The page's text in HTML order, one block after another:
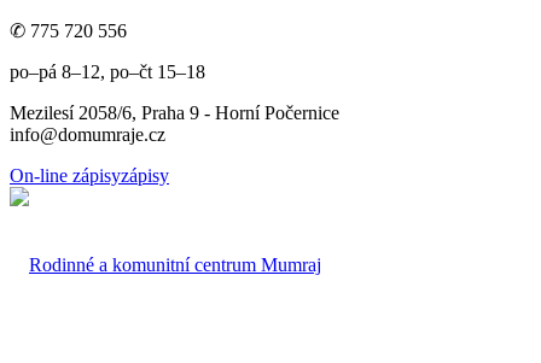
✆ 775 720 556
po–pá 8–12, po–čt 15–18
Mezilesí 2058/6, Praha 9 - Horní Počernice
info@domumraje.cz
On-line zápisyzápisy